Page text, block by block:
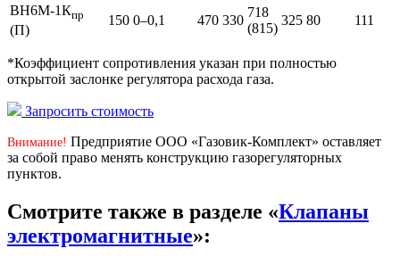
ВН6М-1Кпр
(П)
150 0–0,1 470 330
718
(815)
325 80 111
*Коэффициент сопротивления указан при полностью
открытой заслонке регулятора расхода газа.
Запросить стоимость
Внимание! Предприятие ООО «Газовик-Комплект» оставляет
за собой право менять конструкцию газорегуляторных
пунктов.
Смотрите также в разделе «Клапаны
электромагнитные»: